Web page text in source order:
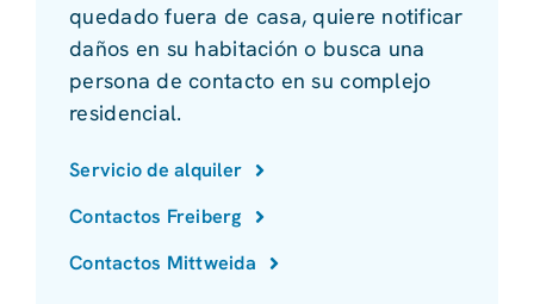
quedado fuera de casa, quiere notificar
daños en su habitación o busca una
persona de contacto en su complejo
residencial.
Servicio de alquiler
Contactos Freiberg
Contactos Mittweida